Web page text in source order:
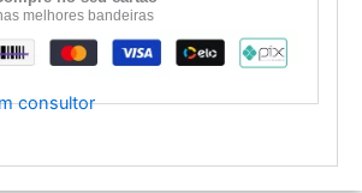
melhores bandeiras
consultor